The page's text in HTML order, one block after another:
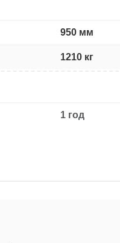
950 мм
1210 кг
1 год